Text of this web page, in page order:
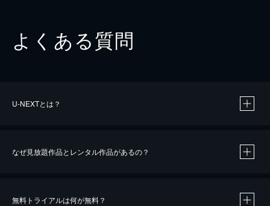
よくある質問
U-NEXTとは？
なぜ見放題作品とレンタル作品があるの？
無料トライアルは何が無料？